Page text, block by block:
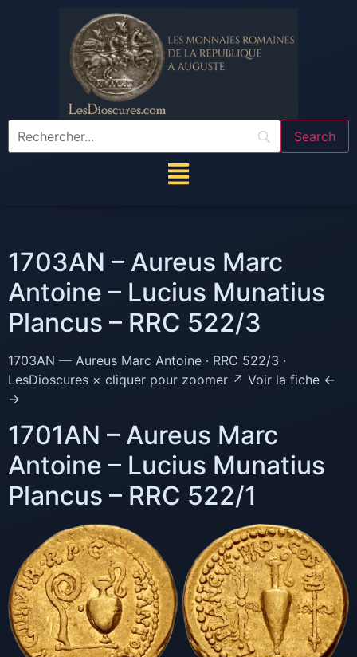
1703AN – Aureus Marc
Antoine – Lucius Munatius
Plancus – RRC 522/3
1703AN — Aureus Marc Antoine · RRC 522/3 ·
LesDioscures × cliquer pour zoomer ↗ Voir la fiche ←
→
1701AN – Aureus Marc
Antoine – Lucius Munatius
Plancus – RRC 522/1